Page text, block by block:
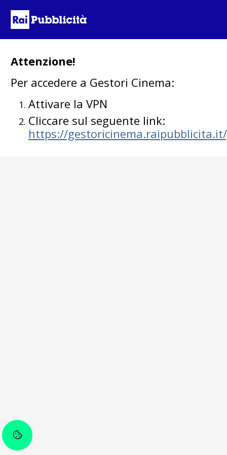
Attenzione!
Per accedere a Gestori Cinema:
Attivare la VPN
Cliccare sul seguente link:
https://